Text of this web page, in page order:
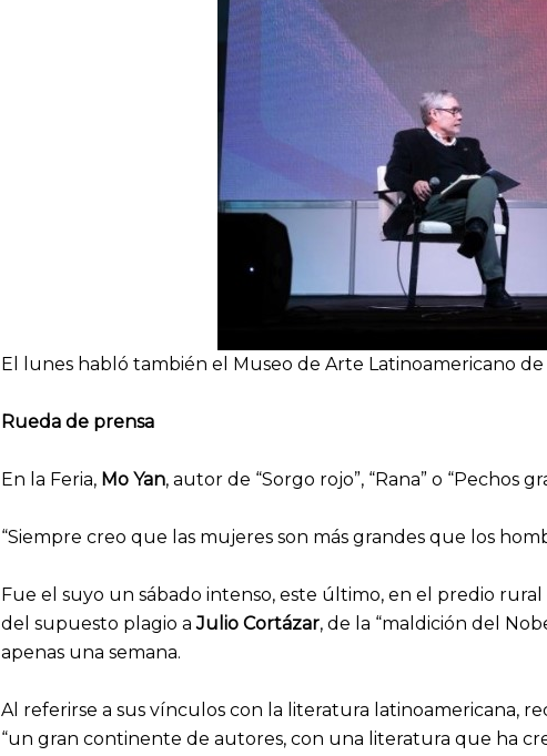
El lunes habló también el Museo de Arte Latinoamericano de
Rueda de prensa
En la Feria, Mo Yan, autor de “Sorgo rojo”, “Rana” o “Pechos
“Siempre creo que las mujeres son más grandes que los
Fue el suyo un sábado intenso, este último, en el predio
del supuesto plagio aJulio Cortázar, de la “maldición del
apenas una semana.
Al referirse a sus vínculos con la literatura latinoamericana,
“un gran continente de autores, con una literatura que ha